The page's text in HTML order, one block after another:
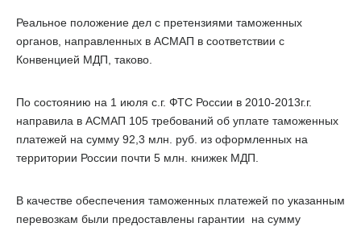
Реальное положение дел с претензиями таможенных
органов, направленных в АСМАП в соответствии с
Конвенцией МДП, таково.
По состоянию на 1 июля с.г. ФТС России в 2010-2013г.г.
направила в АСМАП 105 требований об уплате таможенных
платежей на сумму 92,3 млн. руб. из оформленных на
территории России почти 5 млн. книжек МДП.
В качестве обеспечения таможенных платежей по указанным
перевозкам были предоставлены гарантии на сумму